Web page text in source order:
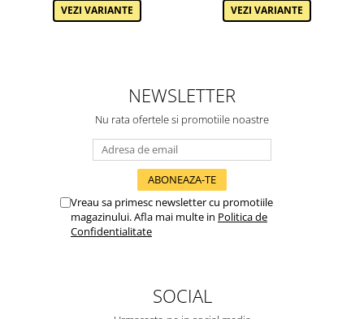
VEZI VARIANTE VEZI VARIANTE
NEWSLETTER
Nu rata ofertele si promotiile noastre
Vreau sa primesc newsletter cu promotiile
magazinului. Afla mai multe in Politica de
Confidentialitate
SOCIAL